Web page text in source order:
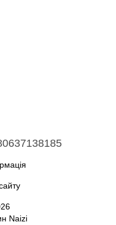
Naizi